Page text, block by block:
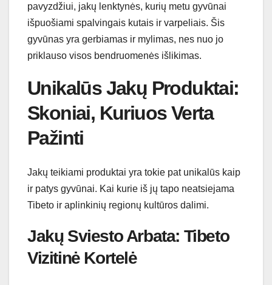
pavyzdžiui, jakų lenktynės, kurių metu gyvūnai
išpuošiami spalvingais kutais ir varpeliais. Šis
gyvūnas yra gerbiamas ir mylimas, nes nuo jo
priklauso visos bendruomenės išlikimas.
Unikalūs Jakų Produktai:
Skoniai, Kuriuos Verta
Pažinti
Jakų teikiami produktai yra tokie pat unikalūs kaip
ir patys gyvūnai. Kai kurie iš jų tapo neatsiejama
Tibeto ir aplinkinių regionų kultūros dalimi.
Jakų Sviesto Arbata: Tibeto
Vizitinė Kortelė